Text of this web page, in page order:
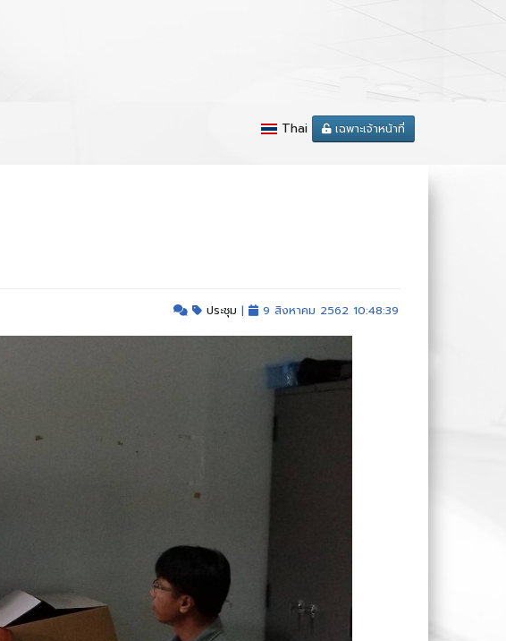
Thai เฉพาะเจ้าหน้าที่
ประชุม | 9 สิงหาคม 2562 10:48:39